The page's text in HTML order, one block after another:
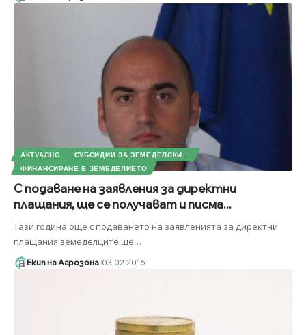
АКТУАЛНО
СУБСИДИИ ЗА ЗЕМЕДЕЛСКИ...
ФИНАНСИРАНЕ В ЗЕМЕДЕЛИЕТО
С подаване на заявления за директни
плащания, ще се получават и писма...
Тази година още с подаването на заявленията за директни
плащания земеделците ще…
Екип на Агрозона 03.02.2016